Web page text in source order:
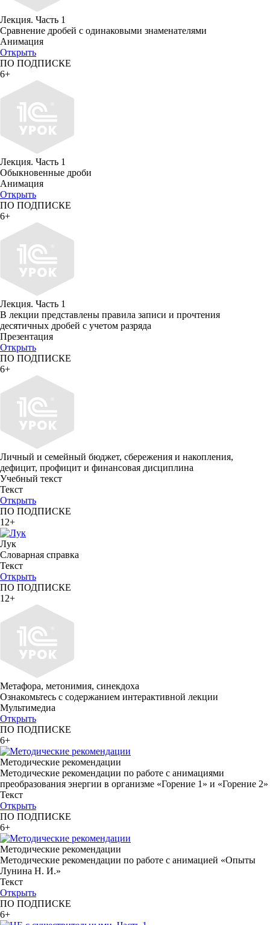
Лекция. Часть 1
Сравнение дробей с одинаковыми знаменателями
Анимация
Открыть
ПО ПОДПИСКЕ
6+
Лекция. Часть 1
Обыкновенные дроби
Анимация
Открыть
ПО ПОДПИСКЕ
6+
Лекция. Часть 1
В лекции представлены правила записи и прочтения
десятичных дробей с учетом разряда
Презентация
Открыть
ПО ПОДПИСКЕ
6+
Личный и семейный бюджет, сбережения и накопления,
дефицит, профицит и финансовая дисциплина
Учебный текст
Текст
Открыть
ПО ПОДПИСКЕ
12+
Лук
Словарная справка
Текст
Открыть
ПО ПОДПИСКЕ
12+
Метафора, метонимия, синекдоха
Ознакомьтесь с содержанием интерактивной лекции
Мультимедиа
Открыть
ПО ПОДПИСКЕ
6+
Методические рекомендации
Методические рекомендации по работе с анимациями
преобразования энергии в организме «Горение 1» и «Горение 2»
Текст
Открыть
ПО ПОДПИСКЕ
6+
Методические рекомендации
Методические рекомендации по работе с анимацией «Опыты
Лунина Н. И.»
Текст
Открыть
ПО ПОДПИСКЕ
6+